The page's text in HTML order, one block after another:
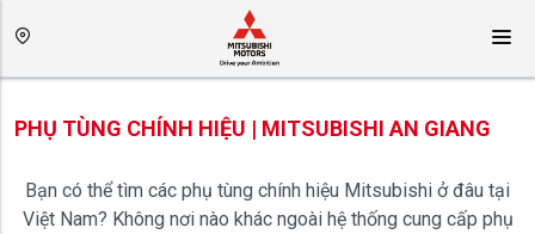
PHỤ TÙNG CHÍNH HIỆU | MITSUBISHI AN GIANG
Bạn có thể tìm các phụ tùng chính hiệu Mitsubishi ở đâu tại
Việt Nam? Không nơi nào khác ngoài hệ thống cung cấp phụ